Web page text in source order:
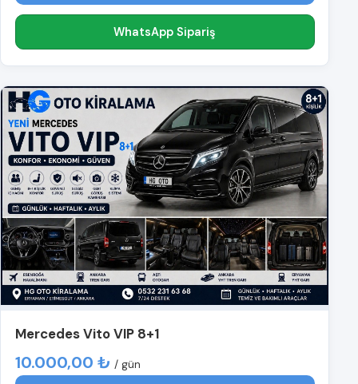
WhatsApp Sipariş
Mercedes Vito VIP 8+1
10.000,00 ₺ / gün